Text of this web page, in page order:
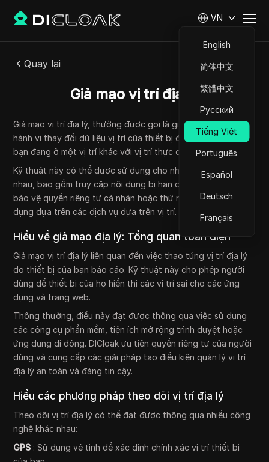
VN
English
简体中文
繁體中文
Русский
Tiếng Việt
Português
Español
Deutsch
Français
Quay lại
Giả mạo vị trí địa lý
Giả mạo vị trí địa lý, thường được gọi là giả mạo địa lý, là
hành vi thay đổi dữ liệu vị trí của thiết bị để tạo ảo giác rằng
bạn đang ở một vị trí khác với vị trí thực của mình.
Kỹ thuật này có thể được sử dụng cho nhiều mục đích khác
nhau, bao gồm truy cập nội dung bị hạn chế bởi vị trí địa lý,
bảo vệ quyền riêng tư cá nhân hoặc thử nghiệm các ứng
dụng dựa trên các dịch vụ dựa trên vị trí.
Hiểu về giả mạo địa lý: Tổng quan toàn diện
Giả mạo vị trí địa lý liên quan đến việc thao túng vị trí địa lý
do thiết bị của bạn báo cáo. Kỹ thuật này cho phép người
dùng để thiết bị của họ hiển thị các vị trí sai cho các ứng
dụng và trang web.
Thông thường, điều này đạt được thông qua việc sử dụng
các công cụ phần mềm, tiện ích mở rộng trình duyệt hoặc
ứng dụng di động. DICloak ưu tiên quyền riêng tư của người
dùng và cung cấp các giải pháp tạo điều kiện quản lý vị trí
địa lý an toàn và đáng tin cậy.
Hiểu các phương pháp theo dõi vị trí địa lý
Theo dõi vị trí địa lý có thể đạt được thông qua nhiều công
nghệ khác nhau:
GPS : Sử dụng vệ tinh để xác định chính xác vị trí thiết bị